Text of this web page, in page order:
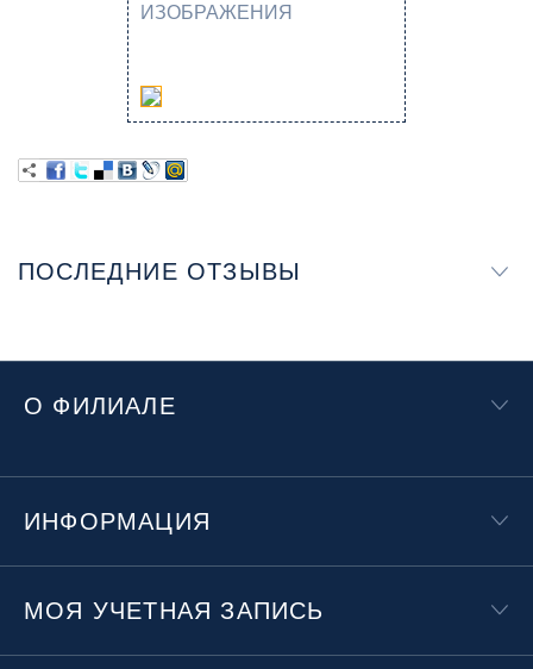
ИЗОБРАЖЕНИЯ
ПОСЛЕДНИЕ ОТЗЫВЫ
О ФИЛИАЛЕ
ИНФОРМАЦИЯ
МОЯ УЧЕТНАЯ ЗАПИСЬ